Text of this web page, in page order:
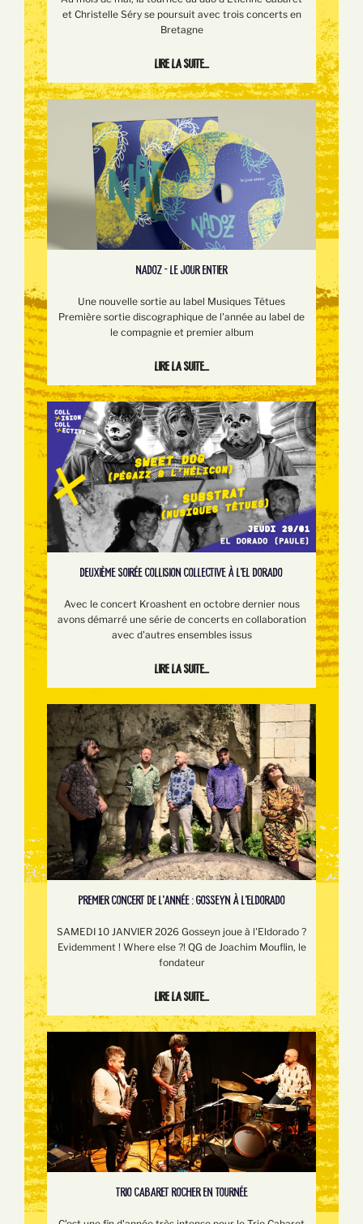
et Christelle Séry se poursuit avec trois concerts en
Bretagne
Lire la suite...
NADOZ - LE JOUR ENTIER
Une nouvelle sortie au label Musiques Têtues
Première sortie discographique de l'année au label de
le compagnie et premier album
Lire la suite...
DEUXIÈME SOIRÉE COLLISION COLLECTIVE À L'EL DORADO
Avec le concert Kroashent en octobre dernier nous
avons démarré une série de concerts en collaboration
avec d'autres ensembles issus
Lire la suite...
PREMIER CONCERT DE L'ANNÉE : GOSSEYN À L'ELDORADO
SAMEDI 10 JANVIER 2026 Gosseyn joue à l'Eldorado ?
Evidemment ! Where else ?! QG de Joachim Mouflin, le
fondateur
Lire la suite...
TRIO CABARET ROCHER EN TOURNÉE